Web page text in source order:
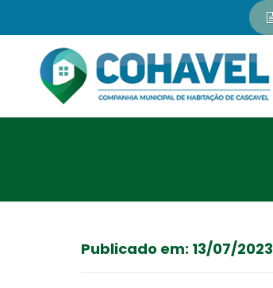
Publicado em: 13/07/2023